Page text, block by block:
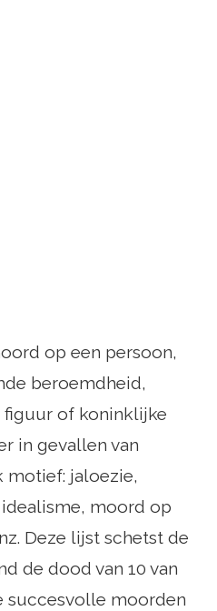
op een persoon,
beroemdheid,
of koninklijke
in gevallen van
jaloezie,
moord op
Deze lijst schetst de
de dood van 10 van
succesvolle moorden